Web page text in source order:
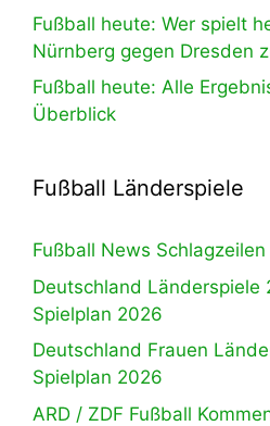
Fußball heute: Wer spielt
Nürnberg gegen Dresden
Fußball heute: Alle
Überblick
Fußball Länderspiele
Fußball News Schlagzeilen
Deutschland Länderspiele
Spielplan 2026
Deutschland Frauen
Spielplan 2026
ARD / ZDF Fußball